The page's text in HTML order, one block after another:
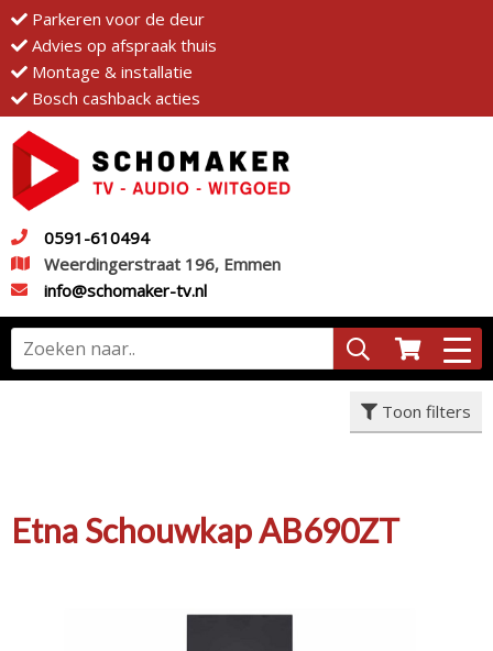
Parkeren voor de deur
Advies op afspraak thuis
Montage & installatie
Bosch cashback acties
0591-610494
Weerdingerstraat 196, Emmen
info@schomaker-tv.nl
Toon filters
Etna Schouwkap AB690ZT